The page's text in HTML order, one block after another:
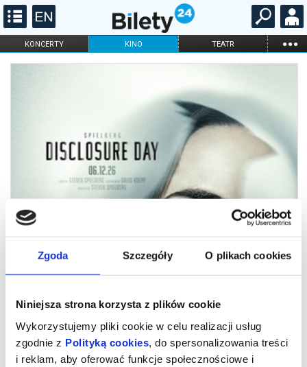
Zgoda Szczegóły O plikach cookies
Niniejsza strona korzysta z plików cookie
Wykorzystujemy pliki cookie w celu realizacji usług
zgodnie z Polityką cookies , do spersonalizowania treści
i reklam, aby oferować funkcje społecznościowe i
KONCERTY KINO TEATR ...
FILHARMONIA OPERA I BALET